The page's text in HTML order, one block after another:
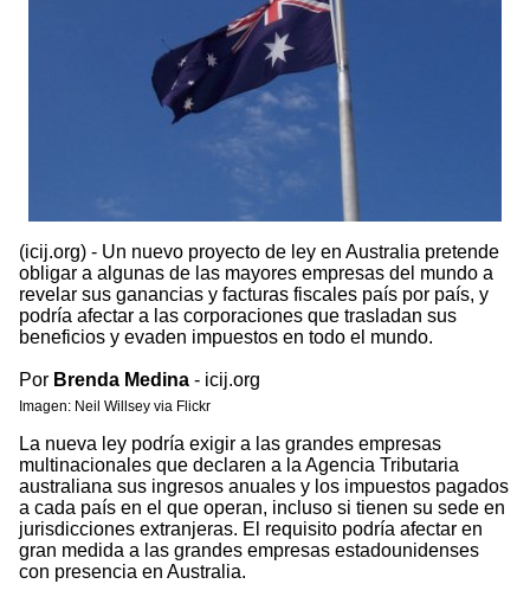
(icij.org) - Un nuevo proyecto de ley en Australia pretende
obligar a algunas de las mayores empresas del mundo a
revelar sus ganancias y facturas fiscales país por país, y
podría afectar a las corporaciones que trasladan sus
beneficios y evaden impuestos en todo el mundo.
Por Brenda Medina - icij.org
Imagen: Neil Willsey via Flickr
La nueva ley podría exigir a las grandes empresas
multinacionales que declaren a la Agencia Tributaria
australiana sus ingresos anuales y los impuestos pagados
a cada país en el que operan, incluso si tienen su sede en
jurisdicciones extranjeras. El requisito podría afectar en
gran medida a las grandes empresas estadounidenses
con presencia en Australia.